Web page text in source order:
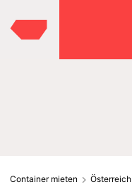
Container mieten Österreich